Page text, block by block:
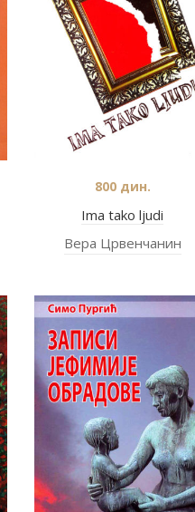
Ima tako ljudi
800дин.
Вера Црвенчанин